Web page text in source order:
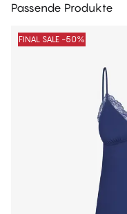
Passende Produkte
FINAL SALE -50%